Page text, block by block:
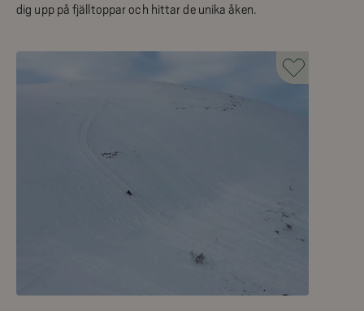
dig upp på fjälltoppar och hittar de unika åken.